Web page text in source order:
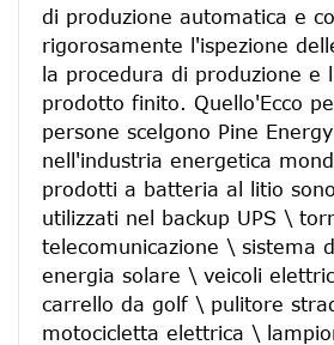
di produzione automatica e
rigorosamente l'ispezione
la procedura di produzione e
prodotto finito. Quello'Ecco
persone scelgono Pine
nell'industria energetica
prodotti a batteria al litio
utilizzati nel backup UPS \
telecomunicazione \ sistema
energia solare \ veicoli
carrello da golf \ pulitore
motocicletta elettrica \